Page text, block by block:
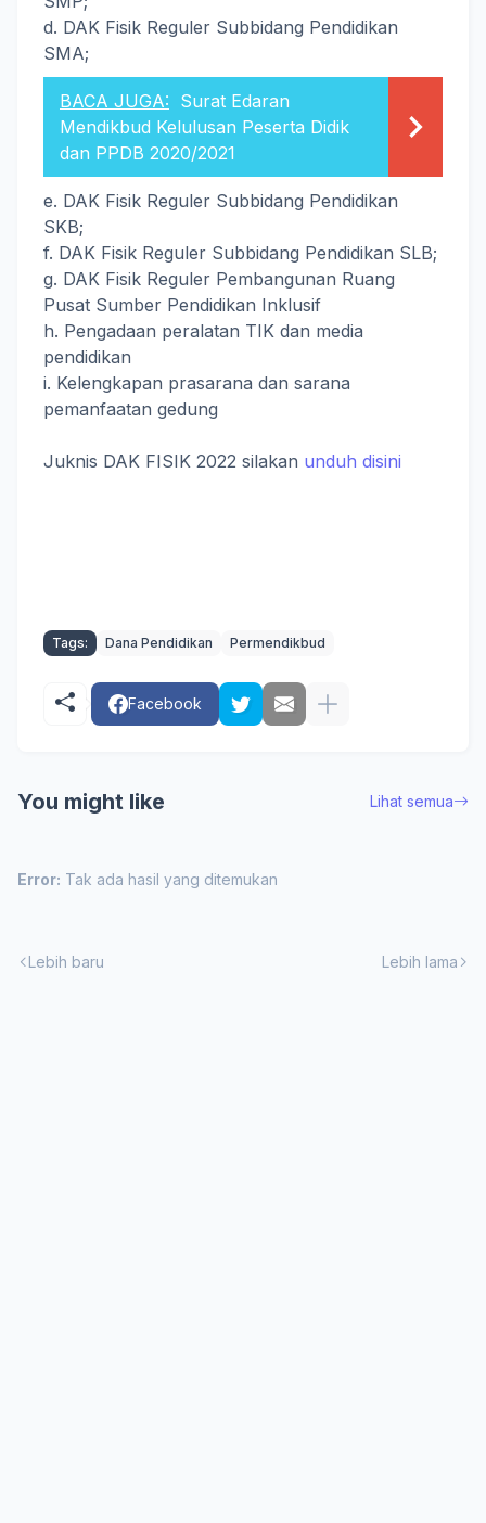
d. DAK Fisik Reguler Subbidang Pendidikan
SMA;
BACA JUGA: Surat Edaran
Mendikbud Kelulusan Peserta Didik
dan PPDB 2020/2021
e. DAK Fisik Reguler Subbidang Pendidikan
SKB;
f. DAK Fisik Reguler Subbidang Pendidikan SLB;
g. DAK Fisik Reguler Pembangunan Ruang
Pusat Sumber Pendidikan Inklusif
h. Pengadaan peralatan TIK dan media
pendidikan
i. Kelengkapan prasarana dan sarana
pemanfaatan gedung
Juknis DAK FISIK 2022 silakan unduh disini
Tags: Dana Pendidikan Permendikbud
Facebook
You might like Lihat semua
Error: Tak ada hasil yang ditemukan
Lebih baru Lebih lama